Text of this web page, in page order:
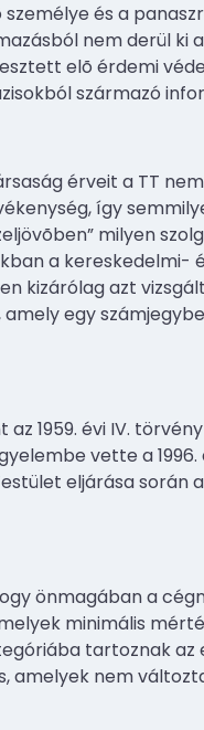
és a
nem derül ki
elõ érdemi
származó
érveit a TT
így
milyen
a kereskedelmi-
kizárólag azt
egy
az 1959. évi IV.
vette a
eljárása során
önmagában a
minimális
tartoznak az
amelyek nem